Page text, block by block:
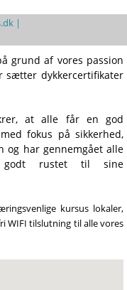
|
grund af vores passion
sætter dykkercertifikater
at alle får en god
fokus på sikkerhed,
og har gennemgået alle
godt rustet til sine
kursus lokaler,
WIFI tilslutning til alle vores